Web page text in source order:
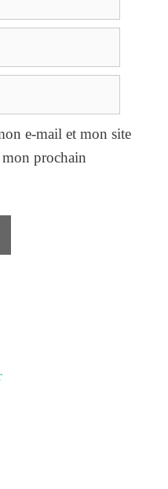
e-mail et mon site
prochain